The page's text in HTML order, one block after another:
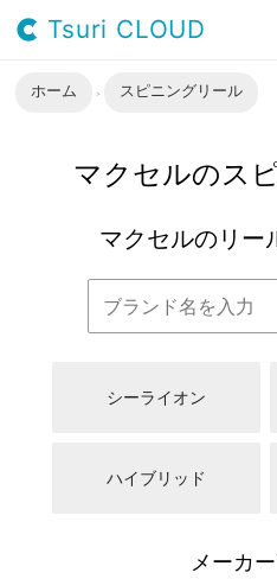
Tsuri CLOUD
ホーム スピニングリール
マクセルのス
マクセルのリー
シーライオン
ハイブリッド
メーカ